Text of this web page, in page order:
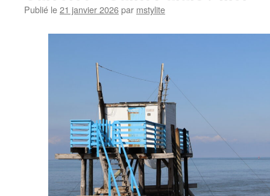
Publié le21 janvier 2026par mstylite